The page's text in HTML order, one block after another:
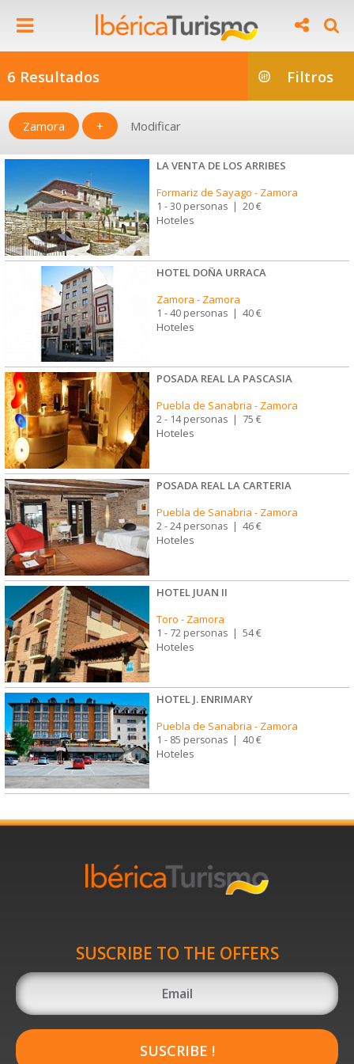
6 Resultados Filtros
Zamora + Modificar
LA VENTA DE LOS ARRIBES
Formariz de Sayago - Zamora
1 - 30 personas | 20 €
Hoteles
HOTEL DOÑA URRACA
Zamora - Zamora
1 - 40 personas | 40 €
Hoteles
POSADA REAL LA PASCASIA
Puebla de Sanabria - Zamora
2 - 14 personas 75 €
Hoteles
POSADA REAL LA CARTERIA
Puebla de Sanabria - Zamora
2 - 24 personas | 46 €
Hoteles
HOTEL JUAN II
Toro - Zamora
1 - 72 personas | 54 €
Hoteles
HOTEL J. ENRIMARY
Puebla de Sanabria - Zamora
1 - 85 personas | 40 €
Hoteles
SUSCRIBE TO THE OFFERS
SUSCRIBE !